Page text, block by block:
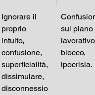
Ignorare il
proprio
intuito,
confusione,
superficialità,
dissimulare,
disconnessio
sul piano
lavorativo,
blocco,
ipocrisia.